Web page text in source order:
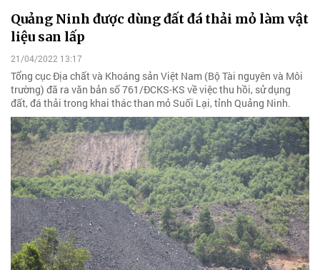
Quảng Ninh được dùng đất đá thải mỏ làm vật
liệu san lấp
21/04/2022 13:17
Tổng cục Địa chất và Khoáng sản Việt Nam (Bộ Tài nguyên và Môi
trường) đã ra văn bản số 761/ĐCKS-KS về việc thu hồi, sử dụng
đất, đá thải trong khai thác than mỏ Suối Lại, tỉnh Quảng Ninh.